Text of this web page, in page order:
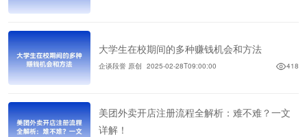
大学生在校期间的多种赚钱机会和方法
企谈段誉 原创 2025-02-28T09:00:00 418
美团外卖开店注册流程全解析：难不难？一文
详解！